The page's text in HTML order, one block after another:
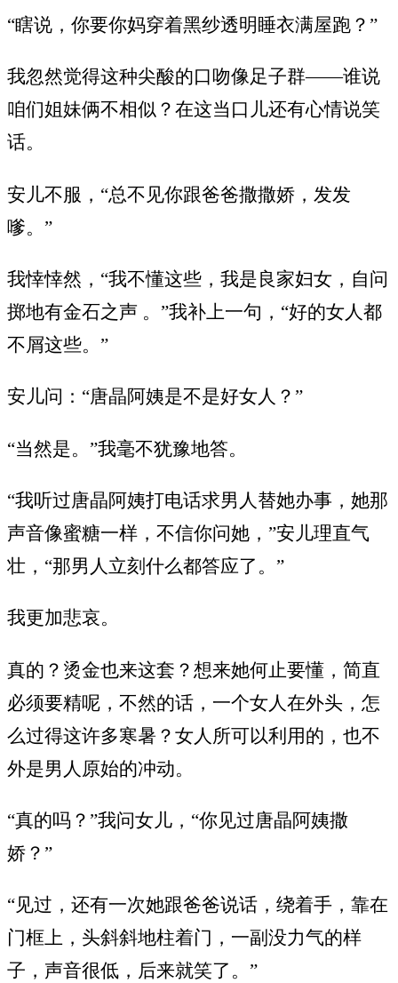
“瞎说，你要你妈穿着黑纱透明睡衣满屋跑？”
我忽然觉得这种尖酸的口吻像足子群——谁说
咱们姐妹俩不相似？在这当口儿还有心情说笑
话。
安儿不服，“总不见你跟爸爸撒撒娇，发发
嗲。”
我悻悻然，“我不懂这些，我是良家妇女，自问
掷地有金石之声 。”我补上一句，“好的女人都
不屑这些。”
安儿问：“唐晶阿姨是不是好女人？”
“当然是。”我毫不犹豫地答。
“我听过唐晶阿姨打电话求男人替她办事，她那
声音像蜜糖一样，不信你问她，”安儿理直气
壮，“那男人立刻什么都答应了。”
我更加悲哀。
真的？烫金也来这套？想来她何止要懂，简直
必须要精呢，不然的话，一个女人在外头，怎
么过得这许多寒暑？女人所可以利用的，也不
外是男人原始的冲动。
“真的吗？”我问女儿，“你见过唐晶阿姨撒
娇？”
“见过，还有一次她跟爸爸说话，绕着手，靠在
门框上，头斜斜地柱着门，一副没力气的样
子，声音很低，后来就笑了。”